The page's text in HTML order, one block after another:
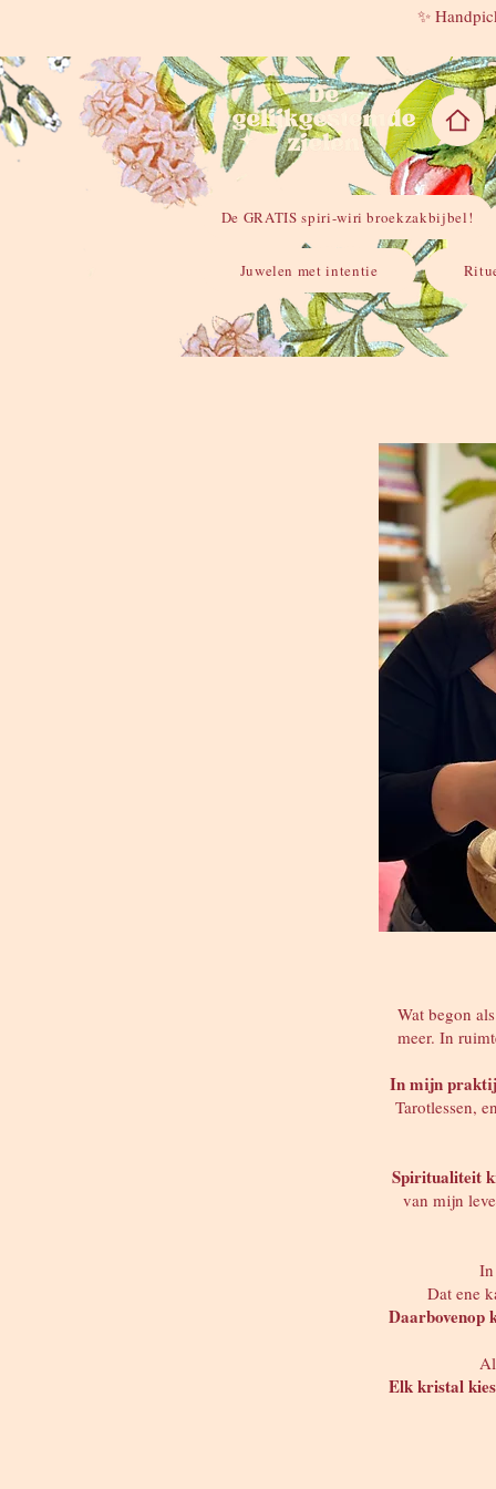
✨
De GRATIS spiri-wiri broekzakbijbel!
Juwelen met intentie
Wat begon
meer. In
In mijn
Tarotlessen,
Spiritualiteit
van mijn
Dat ene
Daarbovenop
Elk kristal